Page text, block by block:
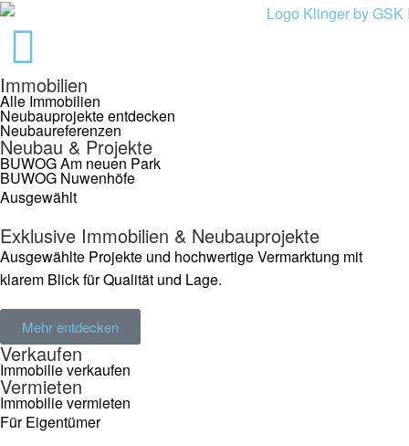
Immobilien
Alle Immobilien
Neubauprojekte entdecken
Neubaureferenzen
Neubau & Projekte
BUWOG Am neuen Park
BUWOG Nuwenhöfe
Ausgewählt
Exklusive Immobilien & Neubauprojekte
Ausgewählte Projekte und hochwertige Vermarktung mit
klarem Blick für Qualität und Lage.
Mehr entdecken
Verkaufen
Immobilie verkaufen
Vermieten
Immobilie vermieten
Für Eigentümer